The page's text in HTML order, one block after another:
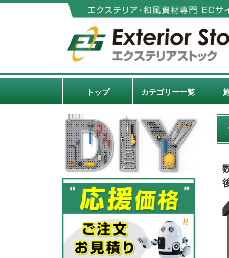
トップ カテゴリー一覧